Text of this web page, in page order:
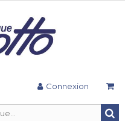
Connexion